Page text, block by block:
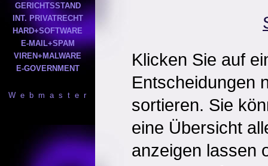
GERICHTSSTAND
INT. PRIVATRECHT
HARD+SOFTWARE
E-MAIL+SPAM
VIREN+MALWARE
E-GOVERNMENT
W e b m a s t e r
Klicken Sie auf
Entscheidungen
sortieren. Sie
eine Übersicht
anzeigen lassen